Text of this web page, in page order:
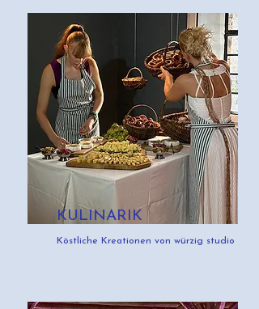
KULINARIK
Köstliche Kreationen von würzig studio